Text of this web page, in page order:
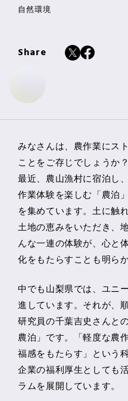
自然環境
Share
みなさんは、農作業にス
ことをご存じでしょうか？
最近、農山漁村に宿泊し
作業体験を楽しむ「農泊
を集めています。土に触
土地の恵みをいただき
んな一連の体験が、心と
化をもたらすことも明ら
中でも山梨県では、ユニ
進しています。それが、
研究員の千葉吉史さんと
農泊」です。「軽度な農
福感をもたらす」という
企業の福利厚生としても
ラムを展開しています。